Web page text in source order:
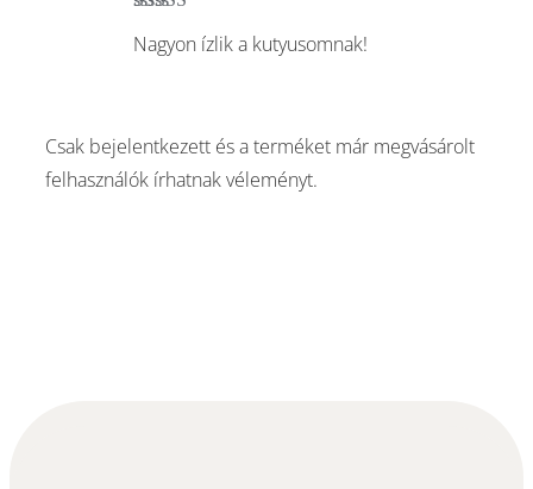
5
Nagyon ízlik a kutyusomnak!
Csak bejelentkezett és a terméket már megvásárolt
felhasználók írhatnak véleményt.